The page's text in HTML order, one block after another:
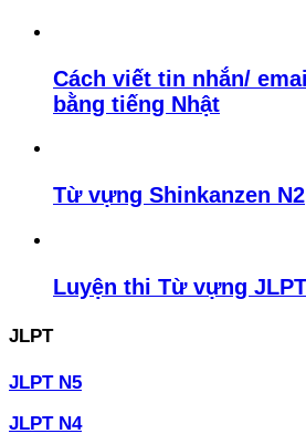
Cách viết tin nhắn/
bằng tiếng Nhật
Từ vựng Shinkanzen N2
Luyện thi Từ vựng
JLPT
JLPT N5
JLPT N4